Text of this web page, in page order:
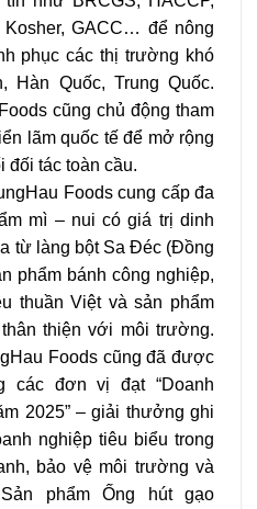
Kosher, GACC… để nông
phục các thị trường khó
Hàn Quốc, Trung Quốc.
cũng chủ động tham
lãm quốc tế để mở rộng
đối tác toàn cầu.
Foods cung cấp đa
mì – nui có giá trị dinh
từ làng bột Sa Đéc (Đồng
phẩm bánh công nghiệp,
thuần Việt và sản phẩm
thiện với môi trường.
Foods cũng đã được
các đơn vị đạt “Doanh
2025” – giải thưởng ghi
nghiệp tiêu biểu trong
bảo vệ môi trường và
phẩm Ống hút gạo